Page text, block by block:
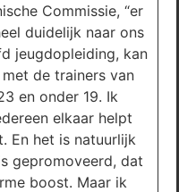
Commissie, “er
duidelijk naar ons
jeugdopleiding, kan
de trainers van
en onder 19. Ik
elkaar helpt
En het is natuurlijk
gepromoveerd, dat
boost. Maar ik